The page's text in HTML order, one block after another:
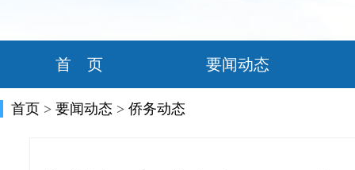
首 页 要闻动态
首页 > 要闻动态 > 侨务动态